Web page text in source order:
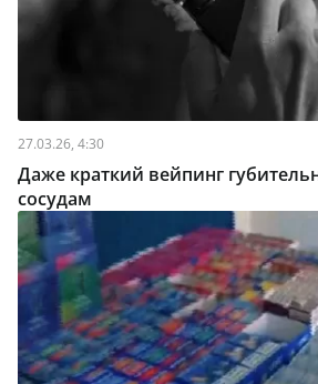
27.03.26, 4:30
Даже краткий вейпинг
сосудам